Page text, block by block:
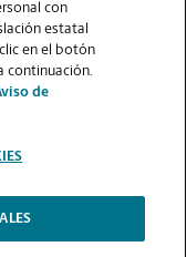
Uso del Sitio Web |
con
estatal
en el botón
a continuación.
de